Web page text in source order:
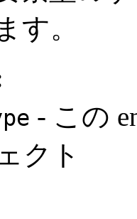
す。
- この
クト